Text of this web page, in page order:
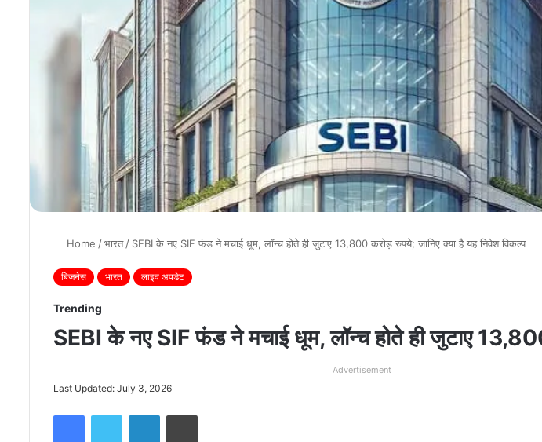
Home /भारत / SEBI के नए SIF फंड ने मचाई धूम, लॉन्च होते ही जुटाए 13,800 करोड़ रुपये; जानिए क्या है यह निवेश विकल्प
बिजनेस भारत लाइव अपडेट
Trending
SEBI के नए SIF फंड ने मचाई धूम, लॉन्च होते ही जुटाए
Advertisement
Last Updated: July 3, 2026